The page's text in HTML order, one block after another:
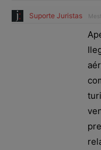
Suporte Juristas